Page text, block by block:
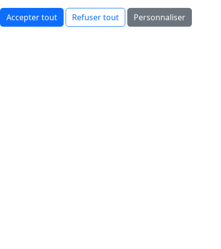
Accepter tout Refuser tout Personnaliser